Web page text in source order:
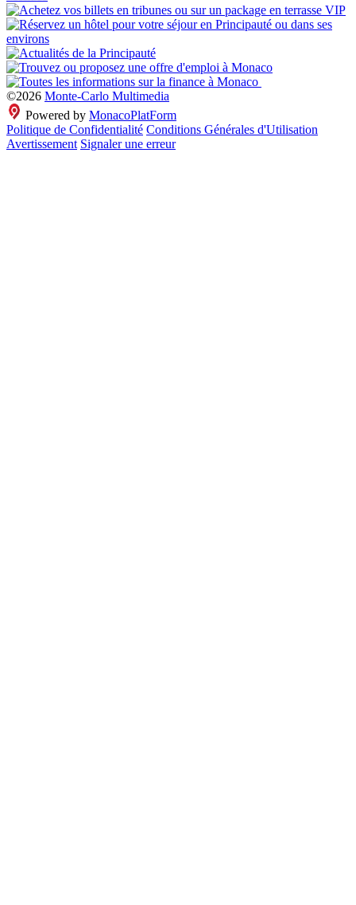
©2026 Monte-Carlo Multimedia
Powered by MonacoPlatForm
Politique de Confidentialité Conditions Générales d'Utilisation
Avertissement Signaler une erreur